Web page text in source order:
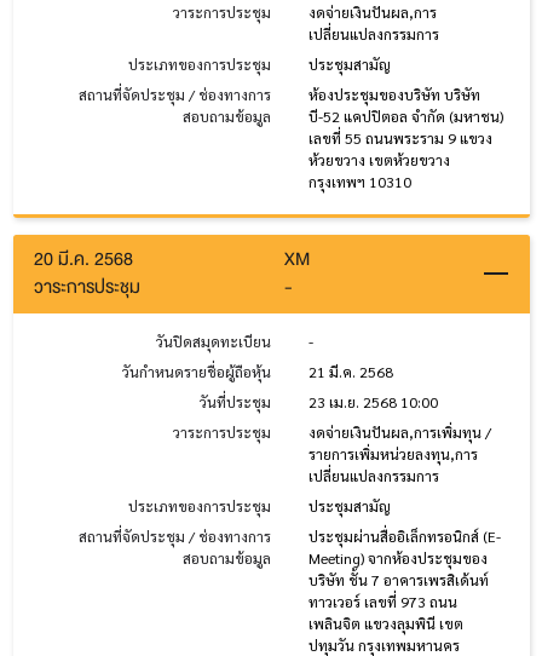
วาระการประชุม
งดจ่ายเงินปันผล,การ
เปลี่ยนแปลงกรรมการ
ประเภทของการประชุม
ประชุมสามัญ
สถานที่จัดประชุม / ช่องทางการ
สอบถามข้อมูล
ห้องประชุมของบริษัท บริษัท
บี-52 แคปปิตอล จำกัด (มหาชน)
เลขที่ 55 ถนนพระราม 9 แขวง
ห้วยขวาง เขตห้วยขวาง
กรุงเทพฯ 10310
20 มี.ค. 2568
XM
วาระการประชุม
-
วันปิดสมุดทะเบียน
-
วันกำหนดรายชื่อผู้ถือหุ้น
21 มี.ค. 2568
วันที่ประชุม
23 เม.ย. 2568 10:00
วาระการประชุม
งดจ่ายเงินปันผล,การเพิ่มทุน /
รายการเพิ่มหน่วยลงทุน,การ
เปลี่ยนแปลงกรรมการ
ประเภทของการประชุม
ประชุมสามัญ
สถานที่จัดประชุม / ช่องทางการ
สอบถามข้อมูล
ประชุมผ่านสื่ออิเล็กทรอนิกส์ (E-
Meeting) จากห้องประชุมของ
บริษัท ชั้น 7 อาคารเพรสิเด้นท์
ทาวเวอร์ เลขที่ 973 ถนน
เพลินจิต แขวงลุมพินี เขต
ปทุมวัน กรุงเทพมหานคร